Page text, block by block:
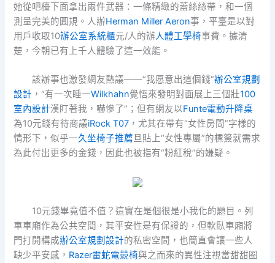
她從吧檯下面拿出兩件武器：一條精緻的蕾絲絲帶，和一個
測量完美的圓規。人辦Herman Miller Aeron事，平臺是以對
用戶收取10辦公室系統櫃元/人的辦人體工學椅事費。據清
楚，今朝已有上千人體驗了這一效能。
該辦事也激發網友熱議——“我愿意出這個錢”辦公室規劃
設計 ，“有一次睡一Wilkhahn覺悟來發明對面展上三個壯100
室內設計漢盯著我，嚇慘了”；但有網友以Funte電動升降桌
為10元錢有待商議iRock T07 ，尤其在帶有“女性房間”字樣的
情形下，似乎一久坐椅子推薦 旦貼上“女性專屬”的標簽就需求
為此付出更多的金錢，因此也被指有“粉紅稅”的嫌疑。
10元錢畢竟值不值？這實在是個很是小我化的題目。列
車車廂作為公共空間，其平安性是有保證的，但軟臥車廂將
門打開構成辦公室規劃設計的私密空間，也簡直會讓一些人
缺少平安感， Razer雷蛇電競椅與之而來的異性注視當甜甜圈